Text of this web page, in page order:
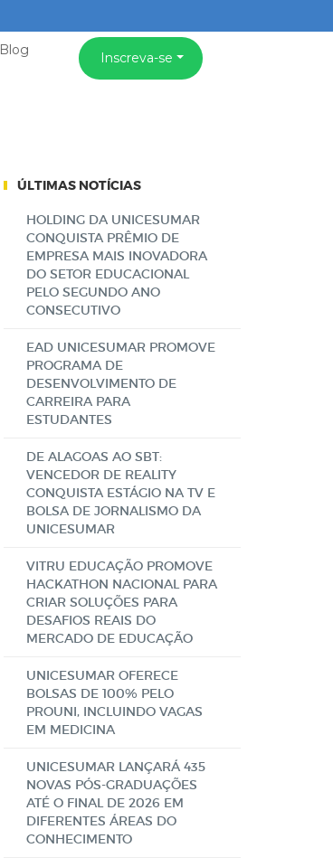
Blog Inscreva-se
ÚLTIMAS NOTÍCIAS
HOLDING DA UNICESUMAR
CONQUISTA PRÊMIO DE
EMPRESA MAIS INOVADORA
DO SETOR EDUCACIONAL
PELO SEGUNDO ANO
CONSECUTIVO
EAD UNICESUMAR PROMOVE
PROGRAMA DE
DESENVOLVIMENTO DE
CARREIRA PARA
ESTUDANTES
DE ALAGOAS AO SBT:
VENCEDOR DE REALITY
CONQUISTA ESTÁGIO NA TV E
BOLSA DE JORNALISMO DA
UNICESUMAR
VITRU EDUCAÇÃO PROMOVE
HACKATHON NACIONAL PARA
CRIAR SOLUÇÕES PARA
DESAFIOS REAIS DO
MERCADO DE EDUCAÇÃO
UNICESUMAR OFERECE
BOLSAS DE 100% PELO
PROUNI, INCLUINDO VAGAS
EM MEDICINA
UNICESUMAR LANÇARÁ 435
NOVAS PÓS-GRADUAÇÕES
ATÉ O FINAL DE 2026 EM
DIFERENTES ÁREAS DO
CONHECIMENTO